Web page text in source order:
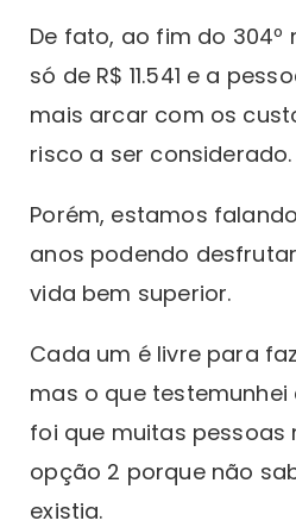
De fato, ao fim do 304º
só de R$ 11.541 e a
mais arcar com os
risco a ser considerado.
Porém, estamos
anos podendo
vida bem superior.
Cada um é livre para
mas o que
foi que muitas pessoas
opção 2 porque não
existia.